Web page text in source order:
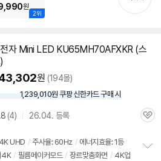
2위
원
자 Mini LED KU65MH70AFXKR (스
원 (194몰)
1,239,010원 쿠팡 신한카드 구매 시
(상
리
뷰
4) 26.04. 등록
관
4K UHD / 주사율: 60Hz / 에너지효율: 1등
4K / 필름메이커모드 / 장르맞춤화면 / 4K업